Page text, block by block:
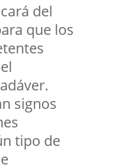
del
que los
signos
tipo de